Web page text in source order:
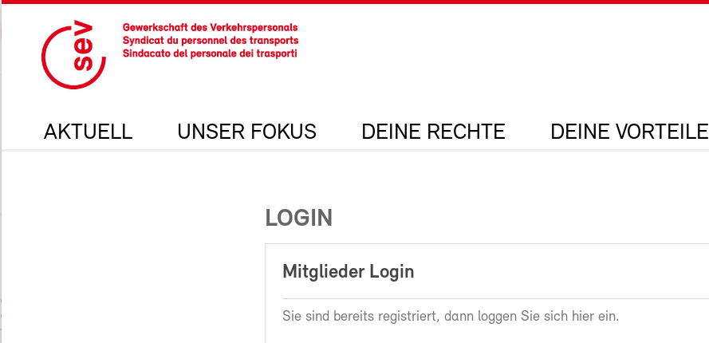
AKTUELL UNSER FOKUS DEINE RECHTE DEINE VORTEILE
LOGIN
Mitglieder Login
Sie sind bereits registriert, dann loggen Sie sich hier ein.